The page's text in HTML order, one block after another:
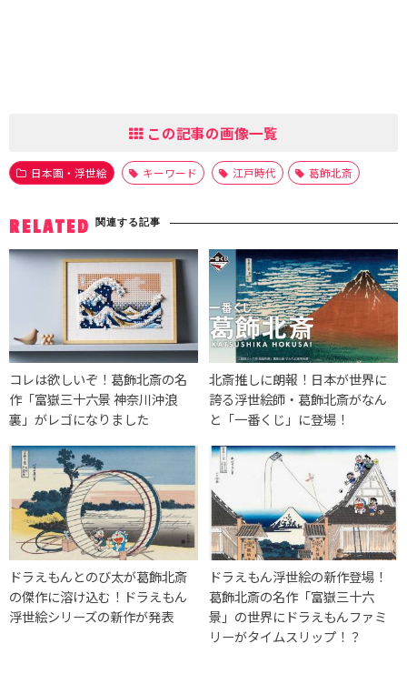
この記事の画像一覧
日本画・浮世絵 キーワード 江戸時代 葛飾北斎
RELATED 関連する記事
コレは欲しいぞ！葛飾北斎の名
作「富嶽三十六景 神奈川沖浪
裏」がレゴになりました
北斎推しに朗報！日本が世界に
誇る浮世絵師・葛飾北斎がなん
と「一番くじ」に登場！
ドラえもんとのび太が葛飾北斎
の傑作に溶け込む！ドラえもん
浮世絵シリーズの新作が発表
ドラえもん浮世絵の新作登場！
葛飾北斎の名作「富嶽三十六
景」の世界にドラえもんファミ
リーがタイムスリップ！？